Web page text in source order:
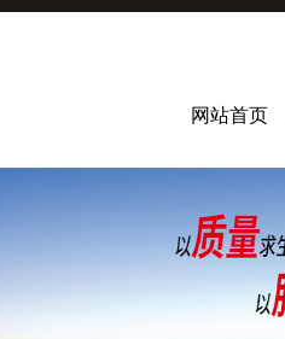
网站首页